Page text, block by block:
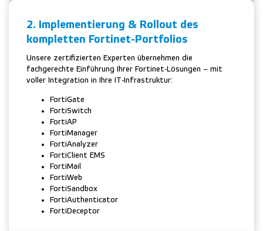
2. Implementierung & Rollout des
kompletten Fortinet-Portfolios
Unsere zertifizierten Experten übernehmen die
fachgerechte Einführung Ihrer Fortinet-Lösungen – mit
voller Integration in Ihre IT-Infrastruktur:
FortiGate
FortiSwitch
FortiAP
FortiManager
FortiAnalyzer
FortiClient EMS
FortiMail
FortiWeb
FortiSandbox
FortiAuthenticator
FortiDeceptor